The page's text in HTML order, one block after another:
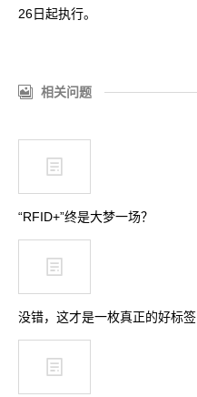
26日起执行。
相关问题
“RFID+”终是大梦一场？
没错，这才是一枚真正的好标签